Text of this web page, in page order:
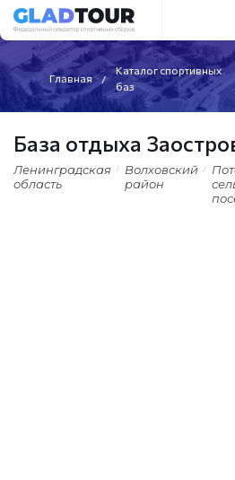
Главная
Каталог спортивных
баз
База отдыха
Ленинградская
область
Волховский
район